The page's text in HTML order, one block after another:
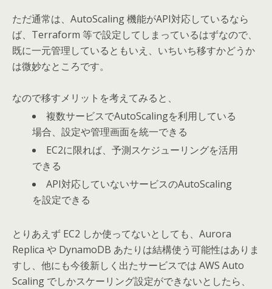
ただ通常は、AutoScaling 機能がAPI対応しているなら
ば、Terraform 等で設定してしまっているはずなので、
既に一元管理しているともいえ、いちいち移すかどうか
は微妙なところです。
なので移すメリットを考えてみると、
複数サービスでAutoScalingを利用している
場合、設定や管理画面を統一できる
EC2に限れば、予測スケジューリングを活用
できる
API対応していないサービスのAutoScaling
を設定できる
とりあえず EC2 しか使ってないとしても、Aurora
Replica や DynamoDB あたりは結構使う可能性はありま
すし、他にも今後新しく出たサービスでは AWS Auto
Scaling でしかスケーリング設定ができないとしたら、